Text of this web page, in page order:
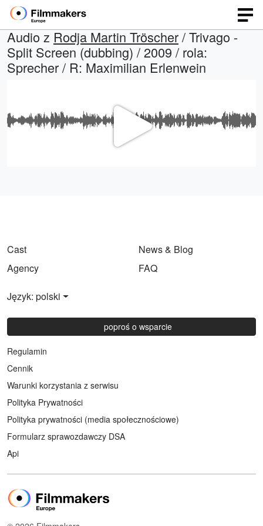
Audio z Rodja Martin Tröscher/ Trivago -
Split Screen (dubbing) / 2009 / rola:
Sprecher / R: Maximilian Erlenwein
Cast
Agency
News & Blog
FAQ
Język: polski
poproś o wsparcie
Regulamin
Cennik
Warunki korzystania z serwisu
Polityka Prywatności
Polityka prywatności (media społecznościowe)
Formularz sprawozdawczy DSA
Api